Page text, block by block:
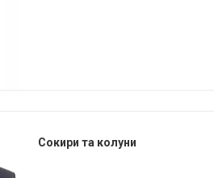
Сокири та колуни